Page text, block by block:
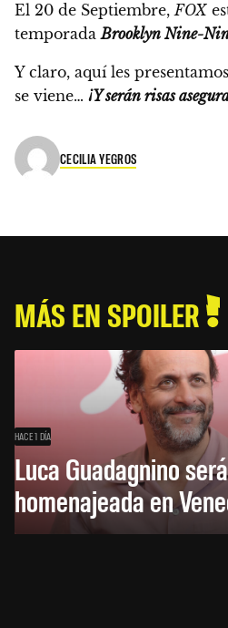
El 20 de Septiembre,FOX
temporadaBrooklyn Nine-
Y claro, aquí les
se viene… ¡Y serán risas
CECILIA YEGROS
MÁS EN SPOILER
HACE 1 DÍA
Luca Guadagnino
homenajeada en